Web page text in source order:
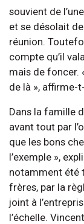
souvient de
et se désolait
réunion.
compte qu’il
mais de foncer.
de là », affirme-
Dans la famille
avant tout par
que les bons
l’exemple »,
notamment été
frères, par la
joint à
l’échelle.